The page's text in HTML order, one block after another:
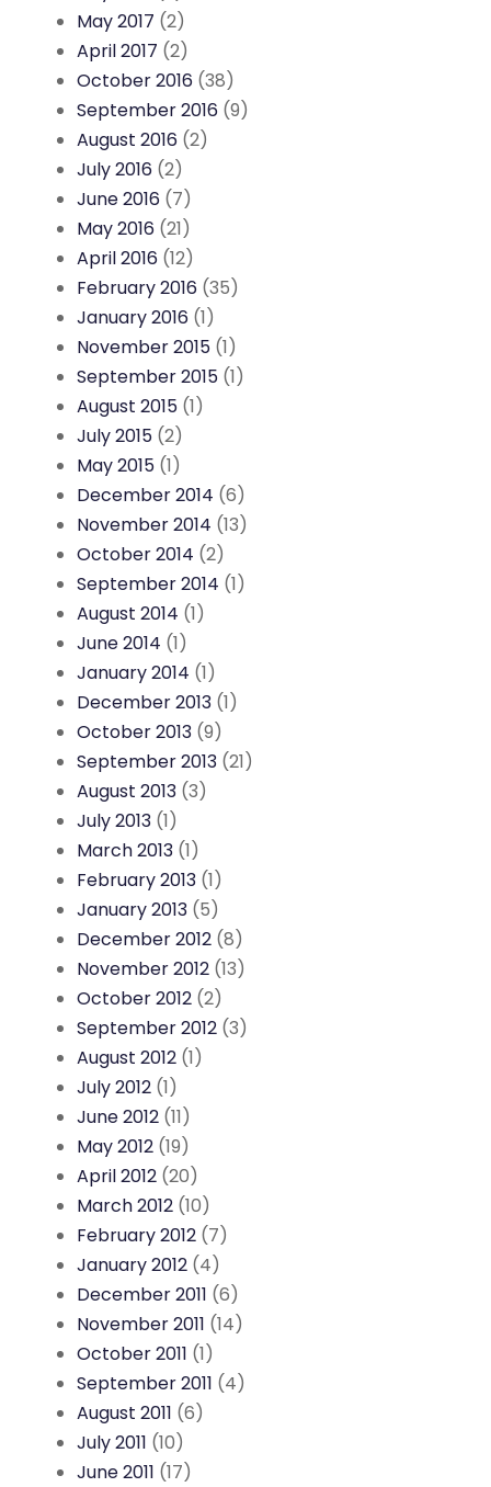
May 2017 (2)
April 2017 (2)
October 2016 (38)
September 2016 (9)
August 2016 (2)
July 2016 (2)
June 2016 (7)
May 2016 (21)
April 2016 (12)
February 2016 (35)
January 2016 (1)
November 2015 (1)
September 2015 (1)
August 2015 (1)
July 2015 (2)
May 2015 (1)
December 2014 (6)
November 2014 (13)
October 2014 (2)
September 2014 (1)
August 2014 (1)
June 2014 (1)
January 2014 (1)
December 2013 (1)
October 2013 (9)
September 2013 (21)
August 2013 (3)
July 2013 (1)
March 2013 (1)
February 2013 (1)
January 2013 (5)
December 2012 (8)
November 2012 (13)
October 2012 (2)
September 2012 (3)
August 2012 (1)
July 2012 (1)
June 2012 (11)
May 2012 (19)
April 2012 (20)
March 2012 (10)
February 2012 (7)
January 2012 (4)
December 2011 (6)
November 2011 (14)
October 2011 (1)
September 2011 (4)
August 2011 (6)
July 2011 (10)
June 2011 (17)